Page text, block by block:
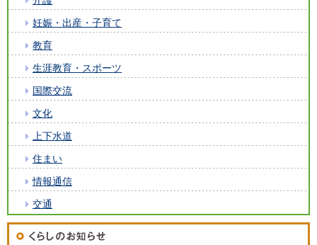
妊娠・出産・子育て
教育
生涯教育・スポーツ
国際交流
文化
上下水道
住まい
情報通信
交通